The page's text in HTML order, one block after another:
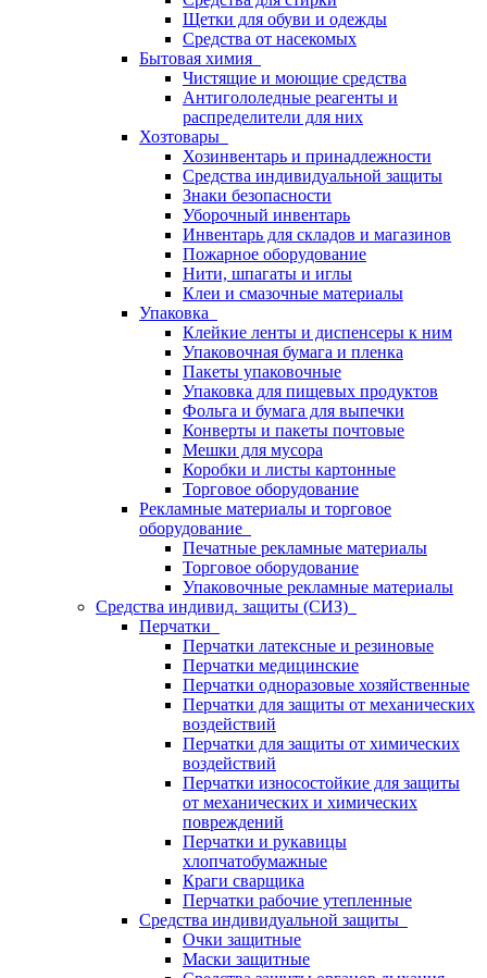
Щетки для обуви и одежды
Средства от насекомых
Бытовая химия
Чистящие и моющие средства
Антигололедные реагенты и
распределители для них
Хозтовары
Хозинвентарь и принадлежности
Средства индивидуальной защиты
Знаки безопасности
Уборочный инвентарь
Инвентарь для складов и магазинов
Пожарное оборудование
Нити, шпагаты и иглы
Клеи и смазочные материалы
Упаковка
Клейкие ленты и диспенсеры к ним
Упаковочная бумага и пленка
Пакеты упаковочные
Упаковка для пищевых продуктов
Фольга и бумага для выпечки
Конверты и пакеты почтовые
Мешки для мусора
Коробки и листы картонные
Торговое оборудование
Рекламные материалы и торговое
оборудование
Печатные рекламные материалы
Торговое оборудование
Упаковочные рекламные материалы
Средства индивид. защиты (СИЗ)
Перчатки
Перчатки латексные и резиновые
Перчатки медицинские
Перчатки одноразовые хозяйственные
Перчатки для защиты от механических
воздействий
Перчатки для защиты от химических
воздействий
Перчатки износостойкие для защиты
от механических и химических
повреждений
Перчатки и рукавицы
хлопчатобумажные
Краги сварщика
Перчатки рабочие утепленные
Средства индивидуальной защиты
Очки защитные
Маски защитные